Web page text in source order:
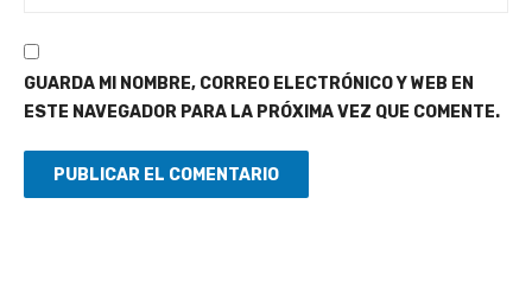
GUARDA MI NOMBRE, CORREO ELECTRÓNICO Y WEB EN
ESTE NAVEGADOR PARA LA PRÓXIMA VEZ QUE COMENTE.